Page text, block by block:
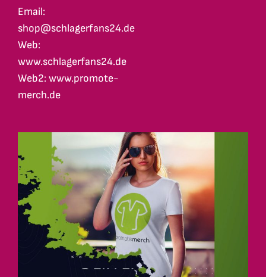
Email:
shop@schlagerfans24.de
Web:
www.schlagerfans24.de
Web2: www.promote-
merch.de